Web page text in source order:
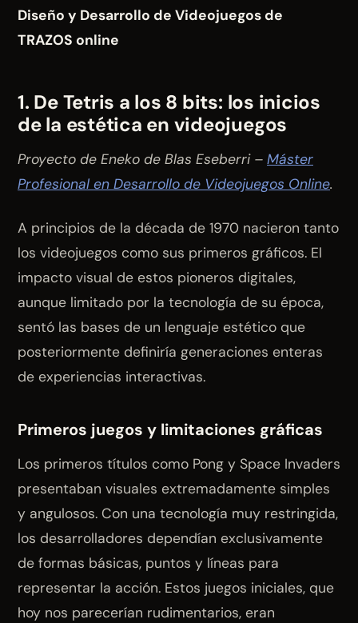
Diseño y Desarrollo de Videojuegos de
TRAZOS online
1. De Tetris a los 8 bits: los inicios
de la estética en videojuegos
Proyecto de Eneko de Blas Eseberri – Máster
Profesional en Desarrollo de Videojuegos Online.
A principios de la década de 1970 nacieron tanto
los videojuegos como sus primeros gráficos. El
impacto visual de estos pioneros digitales,
aunque limitado por la tecnología de su época,
sentó las bases de un lenguaje estético que
posteriormente definiría generaciones enteras
de experiencias interactivas.
Primeros juegos y limitaciones gráficas
Los primeros títulos como Pong y Space Invaders
presentaban visuales extremadamente simples
y angulosos. Con una tecnología muy restringida,
los desarrolladores dependían exclusivamente
de formas básicas, puntos y líneas para
representar la acción. Estos juegos iniciales, que
hoy nos parecerían rudimentarios, eran